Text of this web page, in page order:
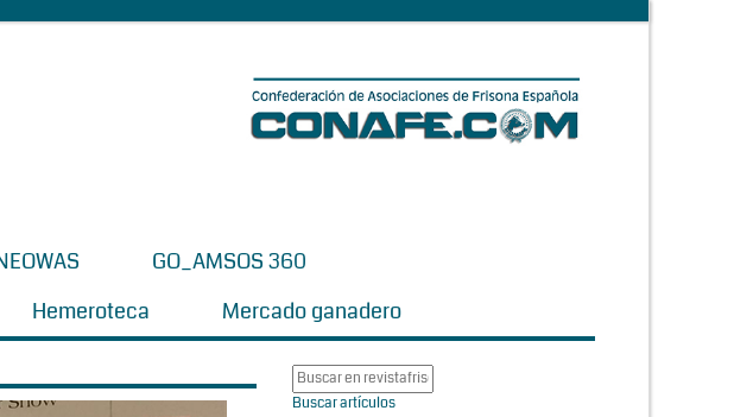
GO_AMSOS 360
Hemeroteca Mercado ganadero
Buscar artículos